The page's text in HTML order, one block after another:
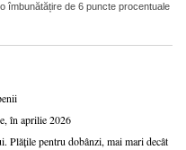
îmbunătățire de 6 puncte procentuale
în aprilie 2026
Plățile pentru dobânzi, mai mari decât